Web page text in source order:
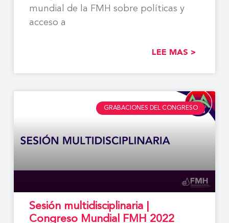
mundial de la FMH sobre políticas y
acceso a
LEE MAS >
GRABACIONES DEL CONGRESO
Sesión multidisciplinaria |
Congreso Mundial FMH 2022